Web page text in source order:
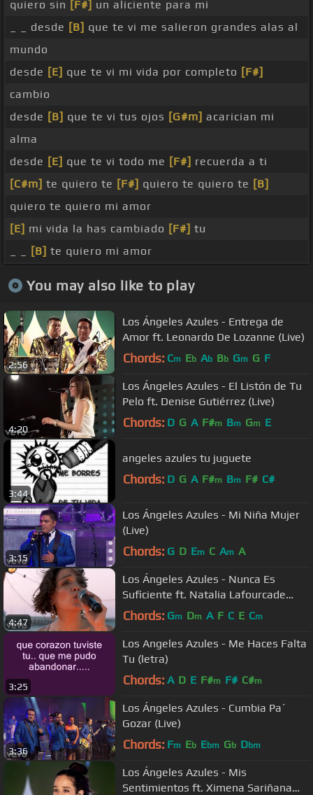
quiero sin [F#] un aliciente para mi
_ _ desde [B] que te vi me salieron grandes alas al
mundo
desde [E] que te vi mi vida por completo [F#]
cambio
desde [B] que te vi tus ojos [G#m] acarician mi
alma
desde [E] que te vi todo me [F#] recuerda a ti
[C#m] te quiero te [F#] quiero te quiero te [B]
quiero te quiero mi amor
[E] mi vida la has cambiado [F#] tu
[B] te quiero mi amor
You may also like to play
2:56
Los Ángeles Azules - Entrega de
Amor ft. Leonardo De Lozanne (Live)
Chords: Cm Eb Ab Bb Gm G F
4:20
Los Ángeles Azules - El Listón de Tu
Pelo ft. Denise Gutiérrez (Live)
Chords: D G A F#m Bm Gm E
3:44
angeles azules tu juguete
Chords: D G A F#m Bm F# C#
3:15
Los Ángeles Azules - Mi Niña Mujer
(Live)
Chords: G D Em C Am A
4:47
Los Ángeles Azules - Nunca Es
Suficiente ft. Natalia Lafourcade
(Live)
Chords: Gm Dm A F C E Cm
3:25
Los Angeles Azules - Me Haces Falta
Tu (letra)
Chords: A D E F#m F# C#m
3:36
Los Ángeles Azules - Cumbia Pa´
Gozar (Live)
Chords: Fm Eb Ebm Gb Dbm
Los Ángeles Azules - Mis
Sentimientos ft. Ximena Sariñana